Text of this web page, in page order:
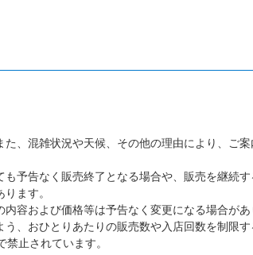
、混雑状況や天候、その他の理由により、ご
予告なく販売終了となる場合や、販売を継続す
ます。
容および価格等は予告なく変更になる場合があ
、おひとりあたりの販売数や入店回数を制限す
止されています。